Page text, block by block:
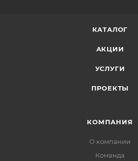
КАТАЛОГ
АКЦИИ
УСЛУГИ
ПРОЕКТЫ
КОМПАНИЯ
О компании
Команда